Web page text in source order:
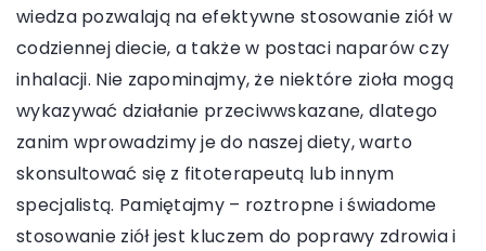
wiedza pozwalają na efektywne stosowanie ziół w
codziennej diecie, a także w postaci naparów czy
inhalacji. Nie zapominajmy, że niektóre zioła mogą
wykazywać działanie przeciwwskazane, dlatego
zanim wprowadzimy je do naszej diety, warto
skonsultować się z fitoterapeutą lub innym
specjalistą. Pamiętajmy – roztropne i świadome
stosowanie ziół jest kluczem do poprawy zdrowia i